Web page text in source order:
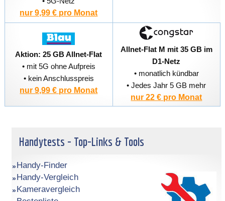
nur 9,99 € pro Monat
Aktion: 25 GB Allnet-Flat
• mit 5G ohne Aufpreis
• kein Anschlusspreis
nur 9,99 € pro Monat
Allnet-Flat M mit 35 GB im
D1-Netz
• monatlich kündbar
• Jedes Jahr 5 GB mehr
nur 22 € pro Monat
Handytests - Top-Links & Tools
Handy-Finder
Handy-Vergleich
Kameravergleich